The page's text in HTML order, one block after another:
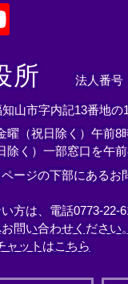
所 法人番
山市字内記13番地の
曜（祝日除く）午前8
除く）一部窓口を午
ージの下部にあるお
方は、電話0773-22-
問い合わせください。
ャットはこちら